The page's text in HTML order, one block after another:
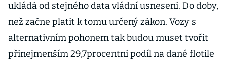
ukládá od stejného data vládní usnesení. Do doby,
než začne platit k tomu určený zákon. Vozy s
alternativním pohonem tak budou muset tvořit
přinejmenším 29,7procentní podíl na dané flotile